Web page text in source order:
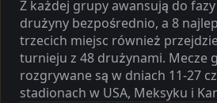
Z każdej grupy awansują do
drużyny bezpośrednio, a 8
trzecich miejsc również
turnieju z 48 drużynami. Mecze
rozgrywane są w dniach 11-27
stadionach w USA, Meksyku i